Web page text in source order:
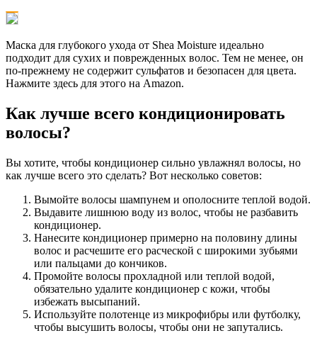
Маска для глубокого ухода от Shea Moisture идеально
подходит для сухих и поврежденных волос. Тем не менее, он
по-прежнему не содержит сульфатов и безопасен для цвета.
Нажмите здесь для этого на Amazon.
Как лучше всего кондиционировать
волосы?
Вы хотите, чтобы кондиционер сильно увлажнял волосы, но
как лучше всего это сделать? Вот несколько советов:
Вымойте волосы шампунем и ополосните теплой водой.
Выдавите лишнюю воду из волос, чтобы не разбавить
кондиционер.
Нанесите кондиционер примерно на половину длины
волос и расчешите его расческой с широкими зубьями
или пальцами до кончиков.
Промойте волосы прохладной или теплой водой,
обязательно удалите кондиционер с кожи, чтобы
избежать высыпаний.
Используйте полотенце из микрофибры или футболку,
чтобы высушить волосы, чтобы они не запутались.